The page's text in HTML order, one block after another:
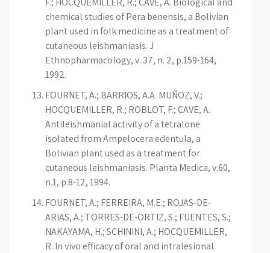
chemical studies of Pera benensis, a Bolivian
plant used in folk medicine as a treatment of
cutaneous leishmaniasis. J
Ethnopharmacology, v. 37, n. 2, p.159-164,
1992.
FOURNET, A.; BARRIOS, A.A. MUÑOZ, V.;
HOCQUEMILLER, R.; ROBLOT, F.; CAVE, A.
Antileishmanial activity of a tetralone
isolated from Ampelocera edentula, a
Bolivian plant used as a treatment for
cutaneous leishmaniasis. Planta Medica, v.60,
n.1, p.8-12, 1994.
FOURNET, A.; FERREIRA, M.E.; ROJAS-DE-
ARIAS, A.; TORRES-DE-ORTIZ, S.; FUENTES, S.;
NAKAYAMA, H.; SCHININI, A.; HOCQUEMILLER,
R. In vivo efficacy of oral and intralesional